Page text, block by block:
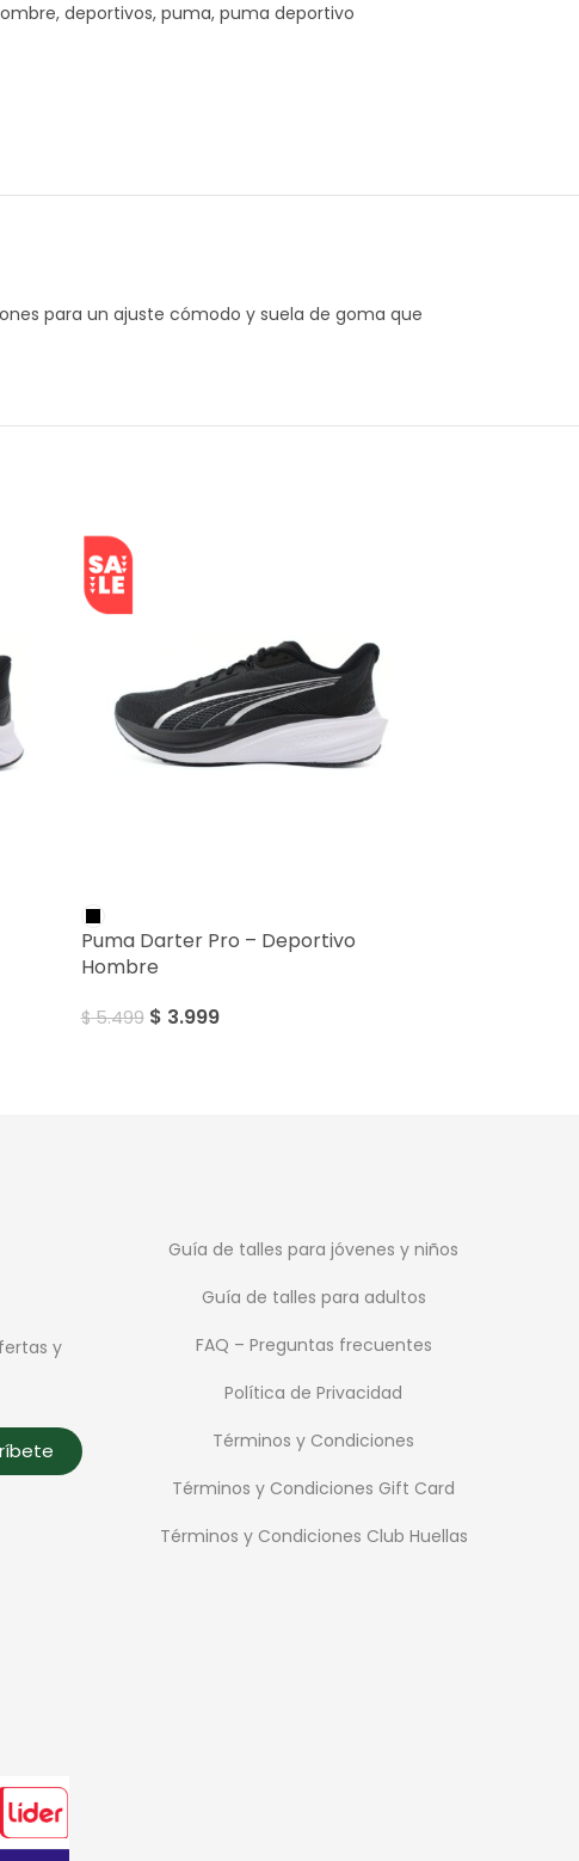
, deportivos, puma, puma deportivo
para un ajuste cómodo y suela de goma que
Puma Darter Pro – Deportivo
Hombre
$5.499 $ 3.999
y
Guía de talles para jóvenes y niños
Guía de talles para adultos
FAQ – Preguntas frecuentes
Política de Privacidad
Términos y Condiciones
Términos y Condiciones Gift Card
Términos y Condiciones Club Huellas